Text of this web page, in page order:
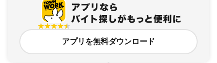
アプリを無料ダウンロード